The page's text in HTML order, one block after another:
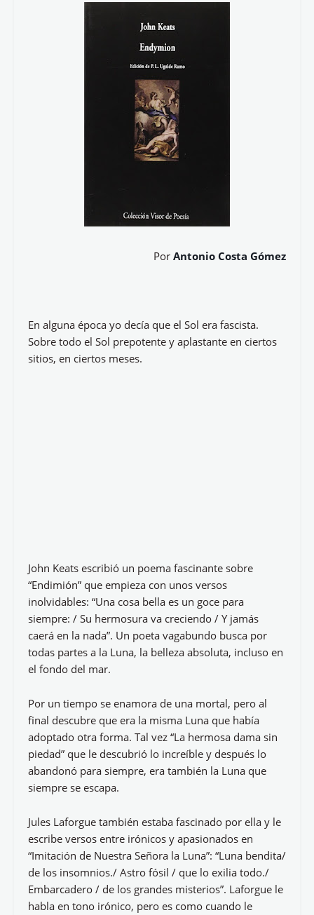
Por Antonio Costa Gómez
En alguna época yo decía que el Sol era fascista.
Sobre todo el Sol prepotente y aplastante en ciertos
sitios, en ciertos meses.
John Keats escribió un poema fascinante sobre
“Endimión” que empieza con unos versos
inolvidables: “Una cosa bella es un goce para
siempre: / Su hermosura va creciendo / Y jamás
caerá en la nada”. Un poeta vagabundo busca por
todas partes a la Luna, la belleza absoluta, incluso en
el fondo del mar.
Por un tiempo se enamora de una mortal, pero al
final descubre que era la misma Luna que había
adoptado otra forma. Tal vez “La hermosa dama sin
piedad” que le descubrió lo increíble y después lo
abandonó para siempre, era también la Luna que
siempre se escapa.
Jules Laforgue también estaba fascinado por ella y le
escribe versos entre irónicos y apasionados en
“Imitación de Nuestra Señora la Luna”: “Luna bendita/
de los insomnios./ Astro fósil / que lo exilia todo./
Embarcadero / de los grandes misterios”. Laforgue le
habla en tono irónico, pero es como cuando le